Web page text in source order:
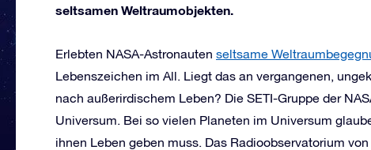
seltsamen Weltraumobjekten.
Erlebten NASA-Astronauten seltsame
Lebenszeichen im All. Liegt das an vergangenen,
nach außerirdischem Leben? Die SETI-Gruppe der
Universum. Bei so vielen Planeten im Universum
ihnen Leben geben muss. Das Radioobservatorium